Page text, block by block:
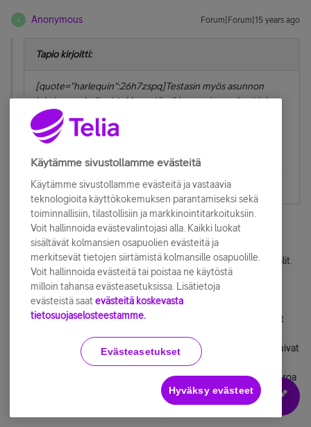
A Anonymous Forum|Forum|15 years ago
Tapio kirjoitti:
[quote="harlequin":26h7zspq]Testasin myös asunnon
jokaisen puhelinpistokkeen tässä ja samat ongelmat joka
paikassa. Millaisia arvoja Sonera saa kun mittaa varsinkin
täältä sinne päin tulevaa kaistaa? Näkyykö teillä mitään
alhaista signaalitasoa? Mistä nämä ping ja jitter heitot
johtuvat? Myöskään välillä testin paketit eivät tunnu
10%, välillä taas 25%.
VDSL2-modeemin ja DSL-keskittimen välisen yhteyden
kaistanleveys on luokkaa 80/8 Mbit/s. SNR ja vaimennus normaalit.
[/quote:26h7zspq]
Joo, tältä näyttää testit tällä hetkellä.. muutaman päivän toiminut
Mitä muuten teitte että nämä alkuperäiset arvot 91M / 11M tippuivat
80/8? Ei sillä niin väliä sinänsä mutta kuhan olen utelias.
Aion hankkia ainakin tuon Telewellin purkin ja testata onko sillä eroa
Käytämme sivustollamme evästeitä
Käytämme sivustollamme evästeitä ja vastaavia
teknologioita käyttökokemuksen parantamiseksi sekä
toiminnallisiin, tilastollisiin ja markkinointitarkoituksiin.
Voit hallinnoida evästevalintojasi alla. Kaikki luokat
sisältävät kolmansien osapuolien evästeitä ja
merkitsevät tietojen siirtämistä kolmansille osapuolille.
Voit hallinnoida evästeitä tai poistaa ne käytöstä
milloin tahansa evästeasetuksissa. Lisätietoja
evästeistä saat evästeitä koskevasta
tietosuojaselosteestamme.
Evästeasetukset
Hyväksy evästeet